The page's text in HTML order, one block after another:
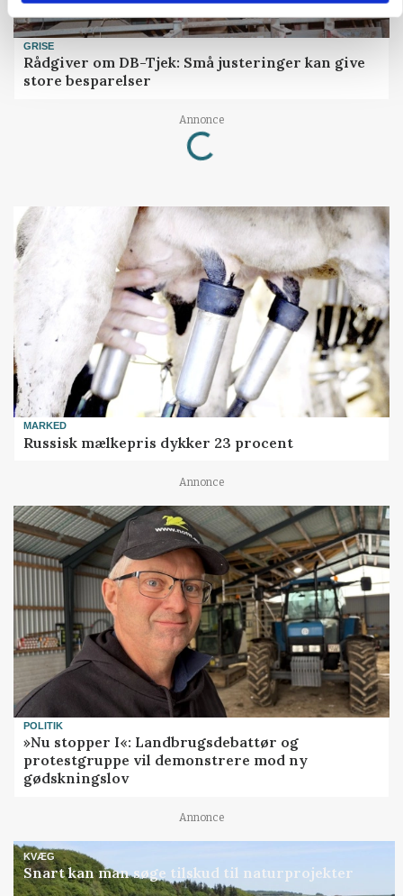
GRISE
Rådgiver om DB-Tjek: Små justeringer kan give
store besparelser
Annonce
Loading...
MARKED
Russisk mælkepris dykker 23 procent
Annonce
POLITIK
»Nu stopper I«: Landbrugsdebattør og
protestgruppe vil demonstrere mod ny
gødskningslov
Annonce
KVÆG
Snart kan man søge tilskud til naturprojekter